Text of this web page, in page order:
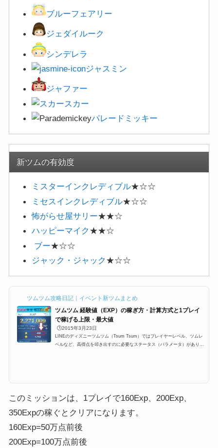
ブルーフェアリー
ジェダイルーク
シンデレラ
ジャスミン
ジャファー
スカー
パレードミッキー
新ツムの有効度
ミスターインクレディブル★☆☆
ミセスインクレディブル★☆☆
怖がらせ屋サリー★★☆
ハッピーマイク ★★☆
ブー★☆☆
ジャック・ジャック ★☆☆
ツムツム攻略日記｜イベント新ツムまとめ
ツムツム 経験値（EXP）の稼ぎ方・計算方式と1プレイ
で稼げる上限・最大値
🕒️2015年3月23日
LINEのディズニーツムツム（Tsum Tsum）ではプレイヤーレベル、ツムレ
ベルなど、高得点を叩き出すのに必要なステータス（パラメータ）がありま
い1プレイで経験値稼いだのかは。...
このミッションは、1プレイで160Exp、200Exp、
350Expの稼ぐとクリアになります。
160Exp=50万点前後
200Exp=100万点前後